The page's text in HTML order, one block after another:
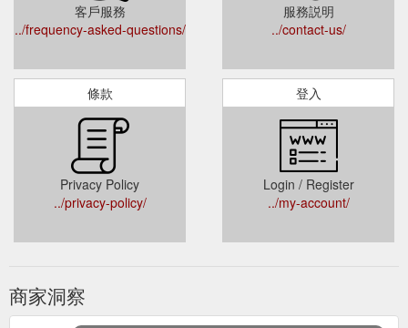
客戶服務
../frequency-asked-questions/
服務説明
../contact-us/
條款
Privacy Policy
../privacy-policy/
登入
Login / Register
../my-account/
商家洞察